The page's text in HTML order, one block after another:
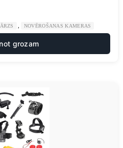
NOVĒROŠANAS KAMERAS
grozam